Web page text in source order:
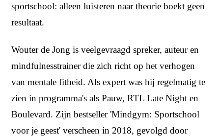
sportschool: alleen luisteren naar theorie boekt geen
resultaat.
Wouter de Jong is veelgevraagd spreker, auteur en
mindfulnesstrainer die zich richt op het verhogen
van mentale fitheid. Als expert was hij regelmatig te
zien in programma's als Pauw, RTL Late Night en
Boulevard. Zijn bestseller 'Mindgym: Sportschool
voor je geest' verscheen in 2018, gevolgd door